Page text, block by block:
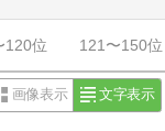
120位 121〜150位
画像表示 文字表示